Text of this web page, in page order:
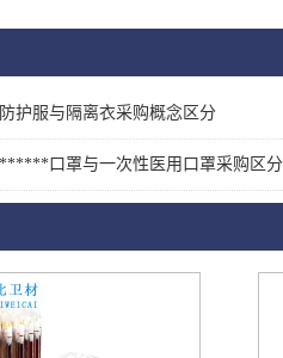
护服与隔离衣采购概念区分
口罩与一次性医用口罩采购区分